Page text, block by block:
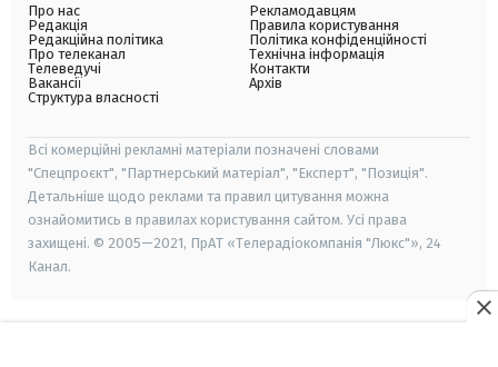
Про нас
Редакція
Редакційна політика
Про телеканал
Телеведучі
Вакансії
Структура власності
Рекламодавцям
Правила користування
Політика конфіденційності
Технічна інформація
Контакти
Архів
Всі комерційні рекламні матеріали позначені словами
"Спецпроєкт", "Партнерський матеріал", "Експерт", "Позиція".
Детальніше щодо реклами та правил цитування можна
ознайомитись в правилах користування сайтом. Усі права
захищені. © 2005—2021, ПрАТ «Телерадіокомпанія "Люкс"», 24
Канал.